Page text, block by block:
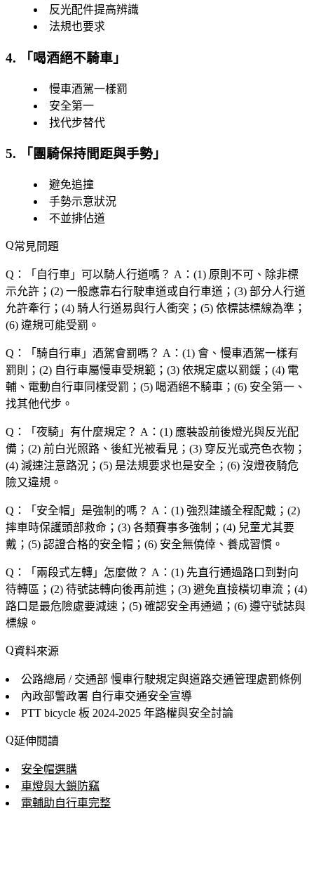
反光配件提高辨識
法規也要求
4. 「 喝酒絕不騎車 」
慢車酒駕一樣罰
安全第一
找代步替代
5. 「 團騎保持間距與手勢 」
避免追撞
手勢示意狀況
不並排佔道
常見問題
Q：「 自行車 」可以騎人行道嗎？ A：(1) 原則不可、除非標
示允許；(2) 一般應靠右行駛車道或自行車道；(3) 部分人行道
允許牽行；(4) 騎人行道易與行人衝突；(5) 依標誌標線為準；
(6) 違規可能受罰。
Q：「 騎自行車 」酒駕會罰嗎？ A：(1) 會、慢車酒駕一樣有
罰則；(2) 自行車屬慢車受規範；(3) 依規定處以罰鍰；(4) 電
輔、電動自行車同樣受罰；(5) 喝酒絕不騎車；(6) 安全第一、
找其他代步。
Q：「 夜騎 」有什麼規定？ A：(1) 應裝設前後燈光與反光配
備；(2) 前白光照路、後紅光被看見；(3) 穿反光或亮色衣物；
(4) 減速注意路況；(5) 是法規要求也是安全；(6) 沒燈夜騎危
險又違規。
Q：「 安全帽 」是強制的嗎？ A：(1) 強烈建議全程配戴；(2)
摔車時保護頭部救命；(3) 各類賽事多強制；(4) 兒童尤其要
戴；(5) 認證合格的安全帽；(6) 安全無僥倖、養成習慣。
Q：「 兩段式左轉 」怎麼做？ A：(1) 先直行通過路口到對向
待轉區；(2) 待號誌轉向後再前進；(3) 避免直接橫切車流；(4)
路口是最危險處要減速；(5) 確認安全再通過；(6) 遵守號誌與
標線。
資料來源
公路總局 / 交通部 慢車行駛規定與道路交通管理處罰條例
內政部警政署 自行車交通安全宣導
PTT bicycle 板 2024-2025 年路權與安全討論
延伸閱讀
安全帽選購
車燈與大鎖防竊
電輔助自行車完整